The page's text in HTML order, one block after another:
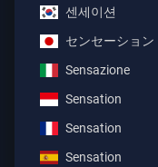
센세이션
センセーション
Sensazione
Sensation
Sensation
Sensation